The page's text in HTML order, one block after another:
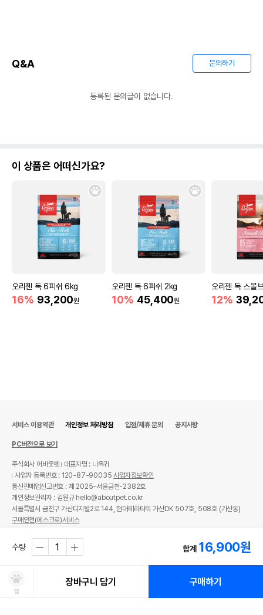
Q&A 문의하기
등록된 문의글이 없습니다.
이 상품은 어떠신가요?
오리젠 독 6피쉬 6kg
16% 93,200원
오리젠 독 6피쉬 2kg
10% 45,400원
오리젠 독 스몰
12%
수량 합계 16,900원
찜
장바구니 담기 구매하기
서비스 이용약관 개인정보 처리방침 입점/제휴 문의 공지사항
PC버전으로 보기
주식회사 어바웃펫
대표자명 : 나옥귀
사업자 등록번호 : 120-87-90035사업자정보확인
통신판매업신고번호 : 제 2025-서울금천-2382호
개인정보관리자 : 김원규 hello@aboutpet.co.kr
서울특별시 금천구 가산디지털2로 144, 현대테라타워 가산DK 507호, 508호 (가산동)
구매안전(에스크로)서비스